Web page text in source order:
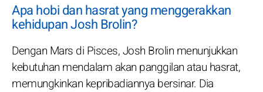
Apa hobi dan hasrat yang menggerakkan
kehidupan Josh Brolin?
Dengan Mars di Pisces, Josh Brolin menunjukkan
kebutuhan mendalam akan panggilan atau hasrat,
memungkinkan kepribadiannya bersinar. Dia